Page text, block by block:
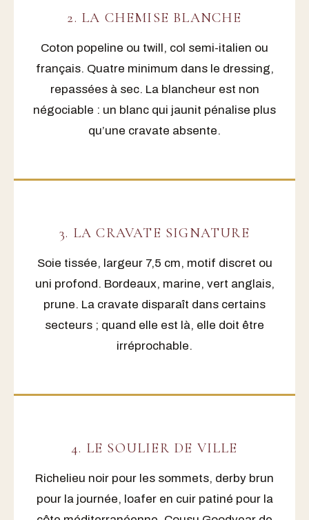
2. LA CHEMISE BLANCHE
Coton popeline ou twill, col semi-italien ou
français. Quatre minimum dans le dressing,
repassées à sec. La blancheur est non
négociable : un blanc qui jaunit pénalise plus
qu’une cravate absente.
3. LA CRAVATE SIGNATURE
Soie tissée, largeur 7,5 cm, motif discret ou
uni profond. Bordeaux, marine, vert anglais,
prune. La cravate disparaît dans certains
secteurs ; quand elle est là, elle doit être
irréprochable.
4. LE SOULIER DE VILLE
Richelieu noir pour les sommets, derby brun
pour la journée, loafer en cuir patiné pour la